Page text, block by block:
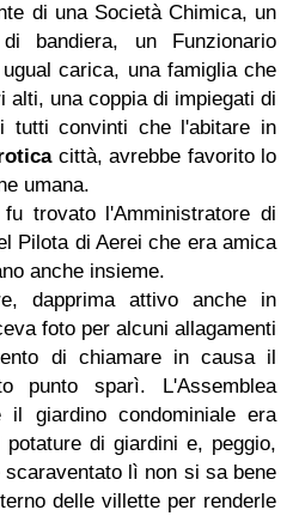
di una Società Chimica, un
bandiera, un Funzionario
carica, una famiglia che
alti, una coppia di impiegati di
tutti convinti che l'abitare in
città, avrebbe favorito lo
umana.
trovato l'Amministratore di
Pilota di Aerei che era amica
anche insieme.
dapprima attivo anche in
foto per alcuni allagamenti
di chiamare in causa il
punto sparì. L'Assemblea
giardino condominiale era
di giardini e, peggio,
lì non si sa bene
delle villette per renderle